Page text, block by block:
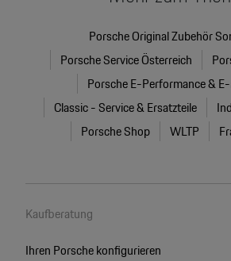
Porsche Original Zubehör
Porsche Service Österreich
Porsche E-Performance &
Classic - Service & Ersatzteile
Porsche Shop
WLTP
Kaufberatung
Ihren Porsche konfigurieren